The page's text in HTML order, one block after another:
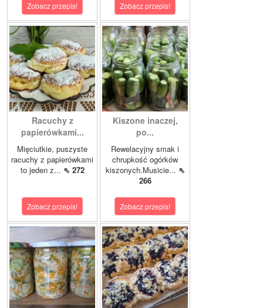
Zobacz przepis! Zobacz przepis!
Racuchy z
papierówkami...
Mięciutkie, puszyste
racuchy z papierówkami
to jeden z... ⇖ 272
Zobacz przepis!
Kiszone inaczej,
po...
Rewelacyjny smak i
chrupkość ogórków
kiszonych.Musicie... ⇖
266
Zobacz przepis!